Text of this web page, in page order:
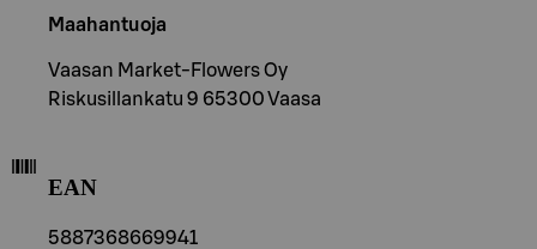
Maahantuoja
Vaasan Market-Flowers Oy
Riskusillankatu 9 65300 Vaasa
EAN
5887368669941